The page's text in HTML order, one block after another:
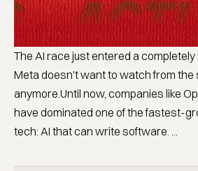
The AI race just entered a completely
Meta doesn't want to watch from the
anymore.Until now, companies like
have dominated one of the fastest-
tech: AI that can write software. ...